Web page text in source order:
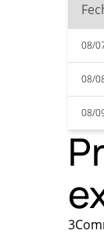
08/
08/
08/